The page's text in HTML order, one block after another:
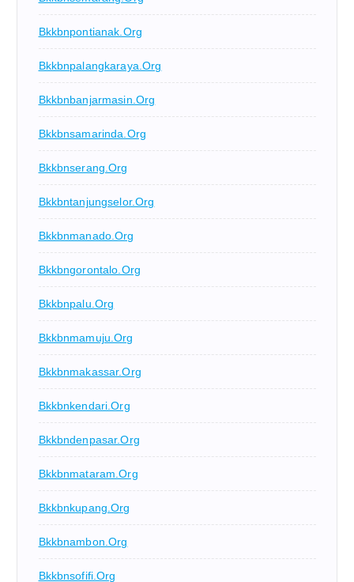
Bkkbnpontianak.org
Bkkbnpalangkaraya.org
Bkkbnbanjarmasin.org
Bkkbnsamarinda.org
Bkkbnserang.org
Bkkbntanjungselor.org
Bkkbnmanado.org
Bkkbngorontalo.org
Bkkbnpalu.org
Bkkbnmamuju.org
Bkkbnmakassar.org
Bkkbnkendari.org
Bkkbndenpasar.org
Bkkbnmataram.org
Bkkbnkupang.org
Bkkbnambon.org
Bkkbnsofifi.org